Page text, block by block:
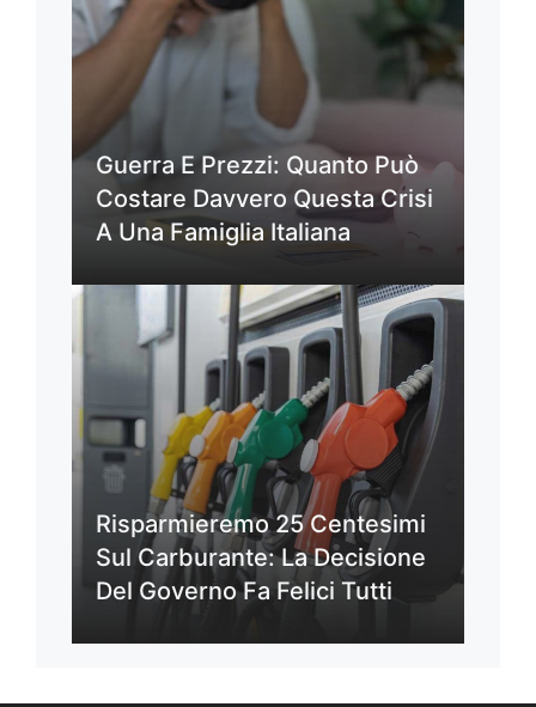
Guerra E Prezzi: Quanto Può
Costare Davvero Questa Crisi
A Una Famiglia Italiana
Risparmieremo 25 Centesimi
Sul Carburante: La Decisione
Del Governo Fa Felici Tutti